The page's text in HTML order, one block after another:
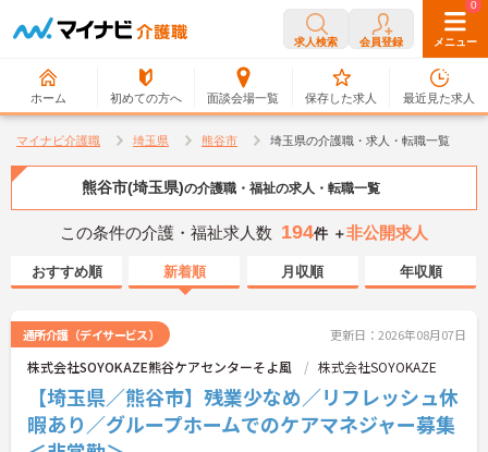
求人検索 会員登録 メニュー
ホーム 初めての方へ 面談会場一覧
0
保存した求人
0
最近見た求人
マイナビ介護職 埼玉県 熊谷市 埼玉県の介護職・求人・転職一覧
熊谷市(埼玉県)の介護職・福祉の求人・転職一覧
この条件の介護・福祉求人数 194件 ＋非公開求人
おすすめ順 新着順 月収順 年収順
通所介護（デイサービス） 更新日：2026年08月07日
株式会社SOYOKAZE熊谷ケアセンターそよ風 株式会社SOYOKAZE
【埼玉県／熊谷市】残業少なめ／リフレッシュ休
暇あり／グループホームでのケアマネジャー募集